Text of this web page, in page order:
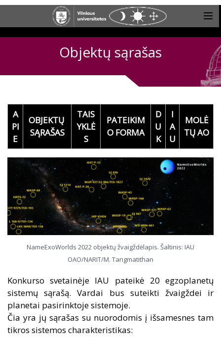
Objektų sąrašas
A
PI
E
OBJEKTŲ
SĄRAŠAS
TAIS
YKLĖ
S
PATEIKIM
O FORMA
D
U
K
I
A
U
MOLĖ
TŲ AO
NameExoWorlds 2022 objektų žvaigždėlapis. Šaltinis: IAU
OAO/NARIT/M. Tangmatithan
Konkurso svetainėje IAU pateikė 20 egzoplanetų
sistemų sąrašą. Vardai bus suteikti žvaigždei ir
planetai pasirinktoje sistemoje.
Čia yra jų sąrašas su nuorodomis į išsamesnes tam
tikros sistemos charakteristikas: